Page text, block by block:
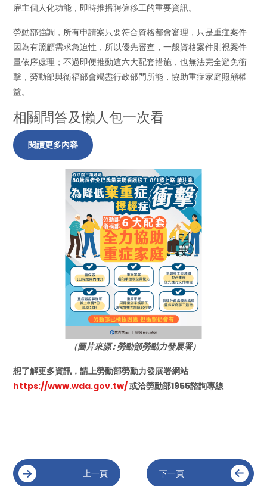
雇主個人化功能，即時推播聘僱移工的重要資訊。
勞動部強調，所有申請案只要符合資格都會審理，只是重症案件
因為有照顧需求急迫性，所以優先審查，一般資格案件則視案件
量依序處理；不過即便推動這六大配套措施，也無法完全避免衝
擊，勞動部與衛福部會竭盡行政部門所能，協助重症家庭照顧權
益。
相關問答及懶人包一次看
閱讀更多內容
（圖片來源 : 勞動部勞動力發展署）
想了解更多資訊，請上勞動部勞動力發展署網站
https://www.wda.gov.tw/或洽勞動部1955諮詢專線
上一頁 下一頁